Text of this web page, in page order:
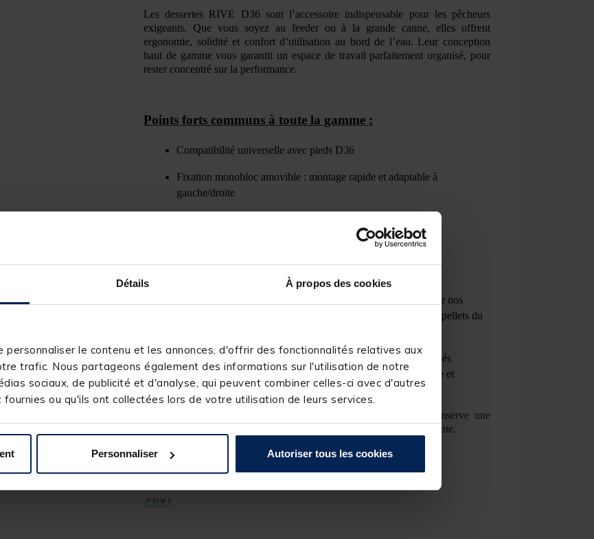
Détails À propos des cookies
personnaliser le contenu et les annonces, d'offrir des fonctionnalités relatives aux
trafic. Nous partageons également des informations sur l'utilisation de notre
sociaux, de publicité et d'analyse, qui peuvent combiner celles-ci avec d'autres
ou qu'ils ont collectées lors de votre utilisation de leurs services.
Personnaliser Autoriser tous les cookies
Les dessertes RIVE D36 sont l’accessoire indispensable pour les pêcheurs
exigeants. Que vous soyez au feeder ou à la grande canne, elles offrent
ergonomie, solidité et confort d’utilisation au bord de l’eau. Leur conception
haut de gamme vous garantit un espace de travail parfaitement organisé, pour
rester concentré sur la performance.
Points forts communs à toute la gamme :
Compatibilité universelle avec pieds D36
Fixation monobloc amovible : montage rapide et adaptable à
gauche/droite
pour une soliditémaximale
Taraudage intégré pour fixer un store soit Aqua, soit Black sur nos
dessertes rectangulaires pour protéger vos esches, amorces et pellets du
Les extensions de desserte et les supports kits peuvent être fixés
directement sur les lèvres de la desserte pour un gain d’espace et
d’efficacité.
me de fixation large et robuste, la desserte conserve une
me en cas de charge importante.